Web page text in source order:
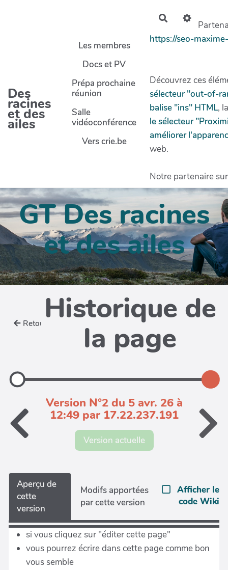
Des
racines
et des
ailes
Les membres
Docs et PV
Prépa prochaine
réunion
Salle
vidéoconférence
Vers crie.be
Rechercher
https://seo-
Découvrez ces
sélecteur "out-of-
balise "ins" HTML, la
le sélecteur
améliorer
web.
Notre partenaire
GT Des racines
et des ailes
Retour Historique de
la page
Version N°2 du 5 avr. 26 à
12:49 par 17.22.237.191
Version actuelle
Aperçu de
cette
version
Modifs apportées
par cette version
Afficher le
code Wiki